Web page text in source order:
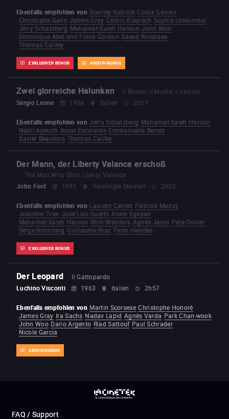
EXKLUSIVER BONUS ARCHIV-BONUS
Ebenfalls empfohlen von Stanley Kubrick Costa Gavras
Christophe Gans James Gray Cédric Klapisch Sophie Letourneur
Jerry Schatzberg Mahamat-Saleh Haroun John Woo
Dominique Abel und Fiona Gordon Saeed Roustaee
Thomas Cailley
Zwei glorreiche Halunken
Il Buono, il brutto, il cattivo
Sergio Leone
1966 Italien 2h57
Ebenfalls empfohlen von Jerry Schatzberg Mahamat-Saleh Haroun
Nabil Ayouch Amat Escalante Emmanuelle Bercot
Xavier Beauvois Thomas Cailley
Der Mann, der Liberty Valance erschoß
The Man Who Shot Liberty Valance
John Ford
1961 Vereinigte Staaten 2h03
EXKLUSIVER BONUS
Ebenfalls empfohlen von Laurent Cantet Patricia Mazuy
Joachim Trier José Luis Guerín Atom Egoyan
Mahamat-Saleh Haroun Wim Wenders Agnès Jaoui Pete Docter
Serge Bromberg Guillaume Brac Peter Handke
Der Leopard
Il Gattopardo
Luchino Visconti
1963 Italien 2h57
ARCHIV-BONUS
Ebenfalls empfohlen von Martin Scorsese Christophe Honoré
James Gray Ira Sachs Nadav Lapid Agnès Varda Park Chan-wook
John Woo Dario Argento Riad Sattouf Paul Schrader
Nicole Garcia
FAQ / Support